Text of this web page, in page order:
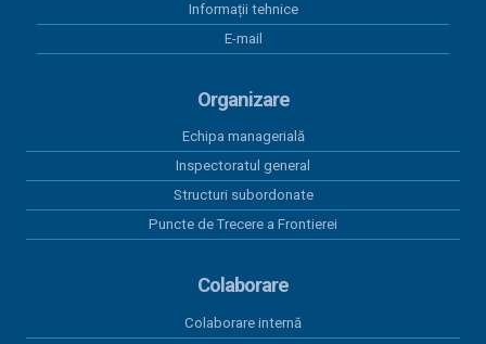
30 iunie 2026
Act adițional 8 amenajare mal Dunare Moldova-
Contract subsecvent 3 servicii asigurări auto RCA
2026
Contract subsecvent 2 servicii asigurări auto RCA
2026
Informații tehnice
E-mail
Organizare
Echipa managerială
Inspectoratul general
Structuri subordonate
Puncte de Trecere a Frontierei
Colaborare
Colaborare internă